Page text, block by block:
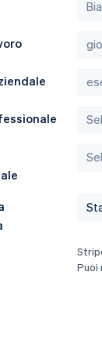
Puoi